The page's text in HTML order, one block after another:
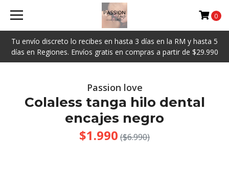
Tu envío discreto lo recibes en hasta 3 días en la RM y hasta 5
días en Regiones. Envíos gratis en compras a partir de $29.990
0
Passion love
Colaless tanga hilo dental
encajes negro
$1.990 ($6.990)